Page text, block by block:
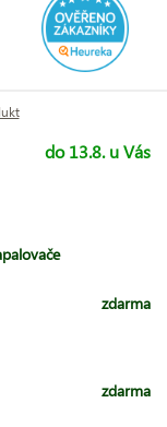
do 13.8. u Vás
zdarma
zdarma